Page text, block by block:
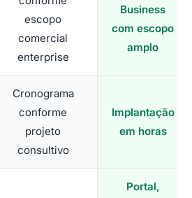
escopo
comercial
enterprise
Business
com escopo
amplo
Cronograma
conforme
projeto
consultivo
Implantação
em horas
Portal,